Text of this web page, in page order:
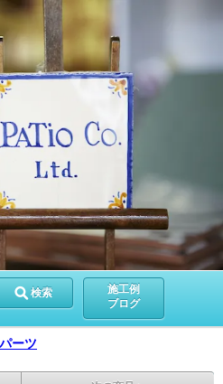
検索
施工例
ブログ
ーツ